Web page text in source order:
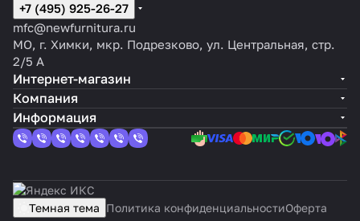
+7 (495) 925-26-27
mfc@newfurnitura.ru
МО, г. Химки, мкр. Подрезково, ул. Центральная, стр.
2/5 А
Интернет-магазин
Компания
Информация
Темная тема Политика конфиденциальностиОферта